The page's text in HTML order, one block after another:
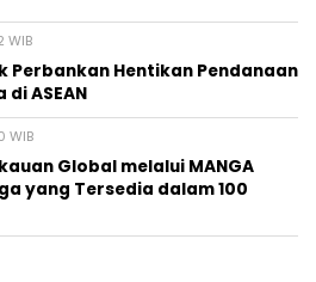
WIB
Perbankan Hentikan Pendanaan
ASEAN
WIB
Global melalui MANGA
yang Tersedia dalam 100